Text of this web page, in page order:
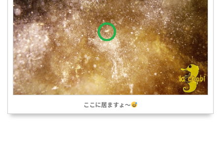
ここに居ますょ～